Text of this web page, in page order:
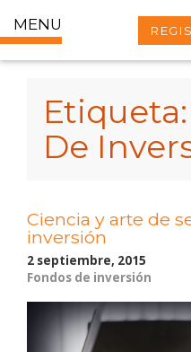
MENU
Etiqueta:
De
Ciencia y arte de
inversión
2 septiembre, 2015
Fondos de inversión